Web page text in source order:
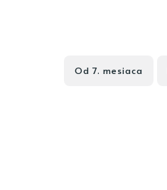
Od 7. mesiaca